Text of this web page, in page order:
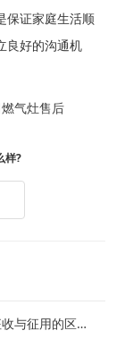
证家庭生活顺
良好的沟通机
气灶售后
样?
的区别是什么